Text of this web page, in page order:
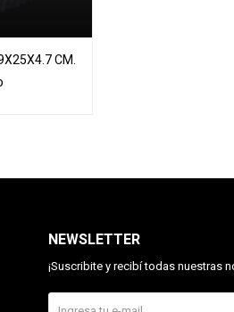
CM.
NEWSLETTER
¡Suscribite y recibí todas nuestras